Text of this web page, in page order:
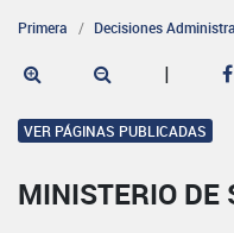
Primera Decisiones
|
VER PÁGINAS PUBLICADAS
MINISTERIO DE